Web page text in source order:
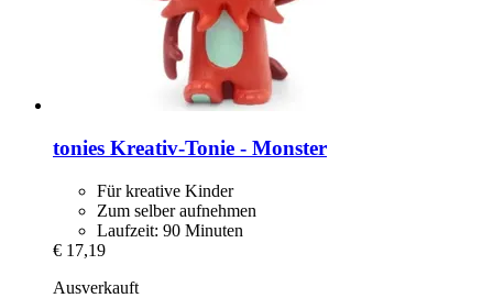
tonies Kreativ-​Tonie -​ Monster
Für kreative Kinder
Zum selber aufnehmen
Laufzeit: 90 Minuten
€ 17,19
Ausverkauft